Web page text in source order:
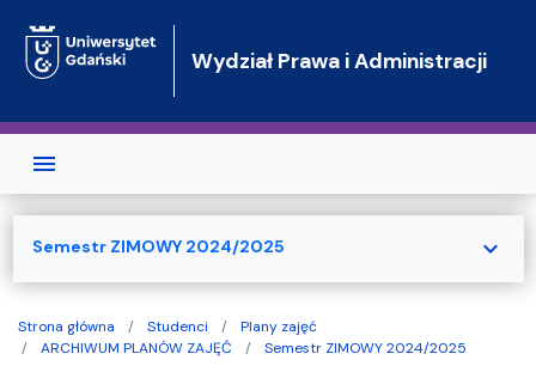
Wydział Prawa i Administracji
Strona główna Studenci
Plany zajęć
ARCHIWUM PLANÓW ZAJĘĆ
Semestr ZIMOWY 2024/2025
Semestr ZIMOWY 2024/2025 expand_more